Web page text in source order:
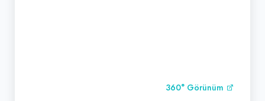
360° Görünüm